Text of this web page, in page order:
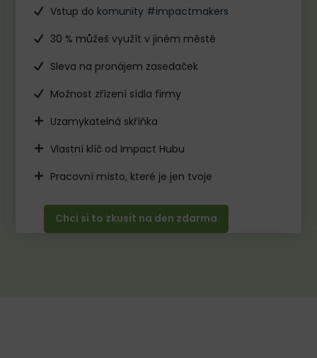
Vstup do komunity #impactmakers
30 % můžeš využít v jiném městě
Sleva na pronájem zasedaček
Možnost zřízení sídla firmy
Uzamykatelná skříňka
Vlastní klíč od Impact Hubu​
Pracovní místo, které je jen tvoje​
Chci si to zkusit na den zdarma